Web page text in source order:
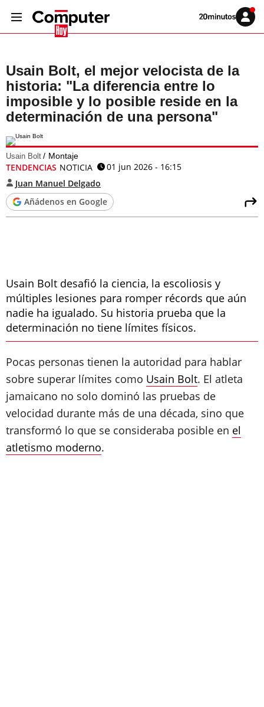
Volver
Iniciar
sesión
Usain Bolt, el mejor velocista de la
historia: "La diferencia entre lo
imposible y lo posible reside en la
determinación de una persona"
Usain Bolt Montaje
TENDENCIAS NOTICIA
01 jun 2026 - 16:15
Juan Manuel Delgado
Añádenos en Google
Usain Bolt desafió la ciencia, la escoliosis y
múltiples lesiones para romper récords que aún
nadie ha igualado. Su historia prueba que la
determinación no tiene límites físicos.
Pocas personas tienen la autoridad para hablar
sobre superar límites como Usain Bolt. El atleta
jamaicano no solo dominó las pruebas de
velocidad durante más de una década, sino que
transformó lo que se consideraba posible en el
atletismo moderno.